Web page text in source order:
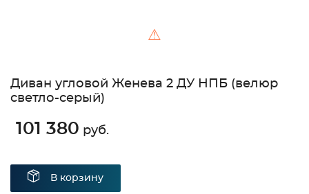
⚠
Диван угловой Женева 2 ДУ НПБ (велюр
светло-серый)
101 380 руб.
В корзину